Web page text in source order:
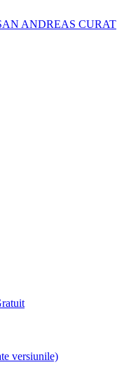
ANDREAS CURAT
versiunile)